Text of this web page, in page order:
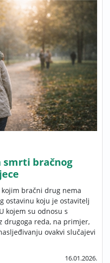
smrti bračnog
bračni drug nema
ostavinu koju je ostavitelj
kojem su odnosu s
drugoga reda, na primjer,
ovakvi slučajevi
16.01.2026.